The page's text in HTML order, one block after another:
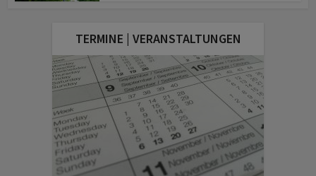
TERMINE | VERANSTALTUNGEN